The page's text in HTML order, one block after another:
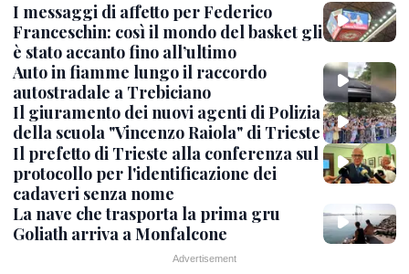
I messaggi di affetto per Federico
Franceschin: così il mondo del basket gli
è stato accanto fino all’ultimo
Auto in fiamme lungo il raccordo
autostradale a Trebiciano
Il giuramento dei nuovi agenti di Polizia
della scuola "Vincenzo Raiola" di Trieste
Il prefetto di Trieste alla conferenza sul
protocollo per l'identificazione dei
cadaveri senza nome
La nave che trasporta la prima gru
Goliath arriva a Monfalcone